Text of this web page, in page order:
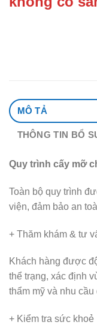
MÔ TẢ
THÔNG TIN BỔ
Quy trình cấy mỡ
Toàn bộ quy trình
viện, đảm bảo an
+ Thăm khám & tư
Khách hàng được
thể trạng, xác định
thẩm mỹ và nhu cầu
+ Kiểm tra sức khoẻ